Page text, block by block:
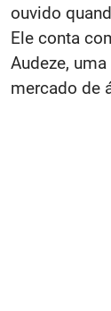
ouvido
Ele conta
Audeze,
mercado de